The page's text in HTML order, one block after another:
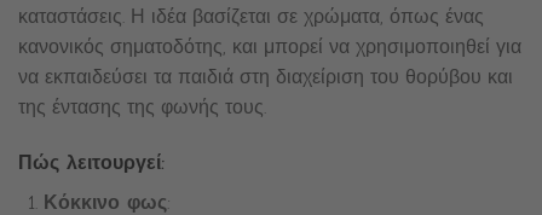
καταστάσεις. Η ιδέα βασίζεται σε χρώματα, όπως ένας
κανονικός σηματοδότης, και μπορεί να χρησιμοποιηθεί για
να εκπαιδεύσει τα παιδιά στη διαχείριση του θορύβου και
της έντασης της φωνής τους.
Πώς λειτουργεί:
Κόκκινο φως: